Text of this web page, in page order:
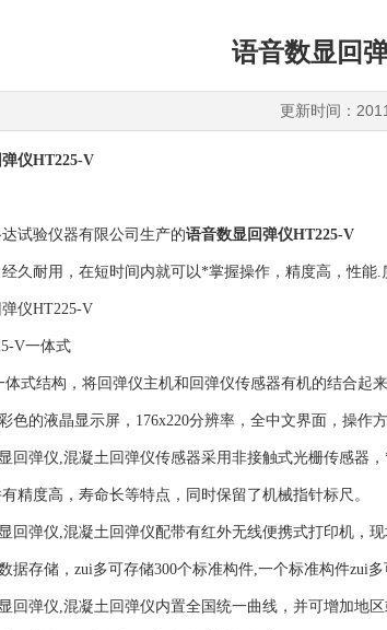
语音数显回
更新时间：
仪HT225-V
试验仪器有限公司生产的语音数显回弹仪HT225-V
久耐用，在短时间内就可以*掌握操作，精度高，性
仪HT225-V
V一体式
结构，将回弹仪主机和回弹仪传感器有机的结合起来
的液晶显示屏，176x220分辨率，全中文界面，操作方
弹仪,混凝土回弹仪传感器采用非接触式光栅传感器
精度高，寿命长等特点，同时保留了机械指针标尺。
弹仪,混凝土回弹仪配带有红外无线便携式打印机，现
存储，zui多可存储300个标准构件,一个标准构件zui多
弹仪,混凝土回弹仪内置全国统一曲线，并可增加地区